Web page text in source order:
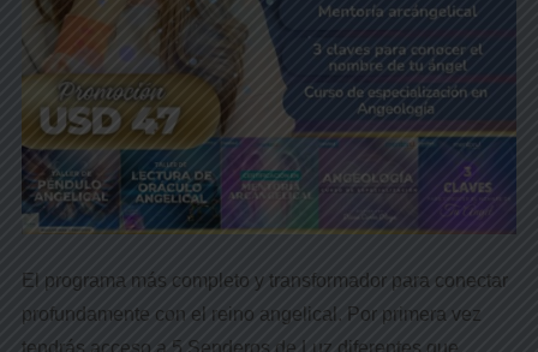
El programa más completo y transformador para conectar
profundamente con el reino angelical. Por primera vez
tendrás acceso a 5 Senderos de Luz diferentes que